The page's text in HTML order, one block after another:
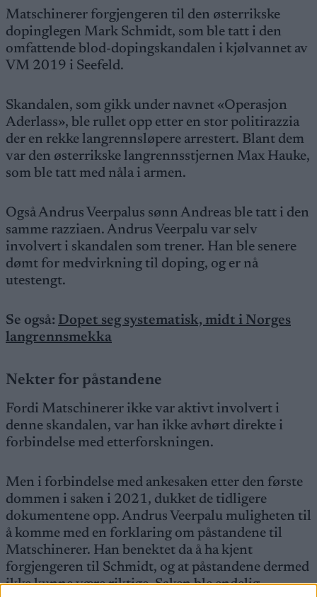
Matschinerer forgjengeren til den østerrikske
dopinglegen Mark Schmidt, som ble tatt i den
omfattende blod-dopingskandalen i kjølvannet av
VM 2019 i Seefeld.
Skandalen, som gikk under navnet «Operasjon
Aderlass», ble rullet opp etter en stor politirazzia
der en rekke langrennsløpere arrestert. Blant dem
var den østerrikske langrennsstjernen Max Hauke,
som ble tatt med nåla i armen.
Også Andrus Veerpalus sønn Andreas ble tatt i den
samme razziaen. Andrus Veerpalu var selv
involvert i skandalen som trener. Han ble senere
dømt for medvirkning til doping, og er nå
utestengt.
Se også: Dopet seg systematisk, midt i Norges
langrennsmekka
Nekter for påstandene
Fordi Matschinerer ikke var aktivt involvert i
denne skandalen, var han ikke avhørt direkte i
forbindelse med etterforskningen.
Men i forbindelse med ankesaken etter den første
dommen i saken i 2021, dukket de tidligere
dokumentene opp. Andrus Veerpalu muligheten til
å komme med en forklaring om påstandene til
Matschinerer. Han benektet da å ha kjent
forgjengeren til Schmidt, og at påstandene dermed
ikke kunne være riktige. Saken ble endelig